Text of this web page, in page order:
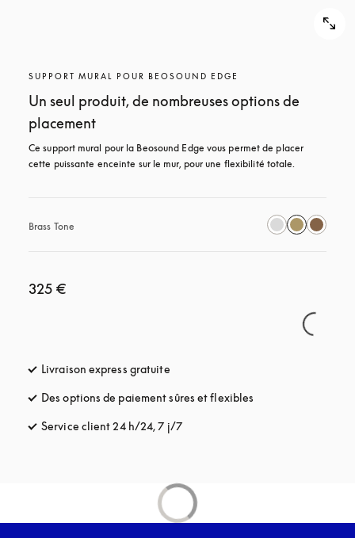
SUPPORT MURAL POUR BEOSOUND EDGE
Un seul produit, de nombreuses options de
placement
Ce support mural pour la Beosound Edge vous permet de placer
cette puissante enceinte sur le mur, pour une flexibilité totale.
Brass Tone
325 €
Livraison express gratuite
Des options de paiement sûres et flexibles
Service client 24 h/24, 7 j/7s’ouvre dans un nouvel onglet